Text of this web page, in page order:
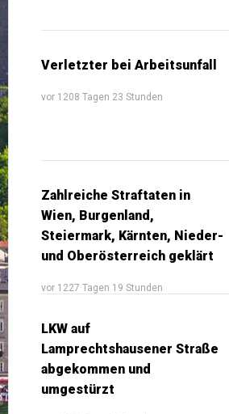
Verletzter bei Arbeitsunfall
vor 1208 Tagen 23 Stunden
Zahlreiche Straftaten in
Wien, Burgenland,
Steiermark, Kärnten, Nieder-
und Oberösterreich geklärt
vor 1227 Tagen 19 Stunden
LKW auf
Lamprechtshausener Straße
abgekommen und
umgestürzt